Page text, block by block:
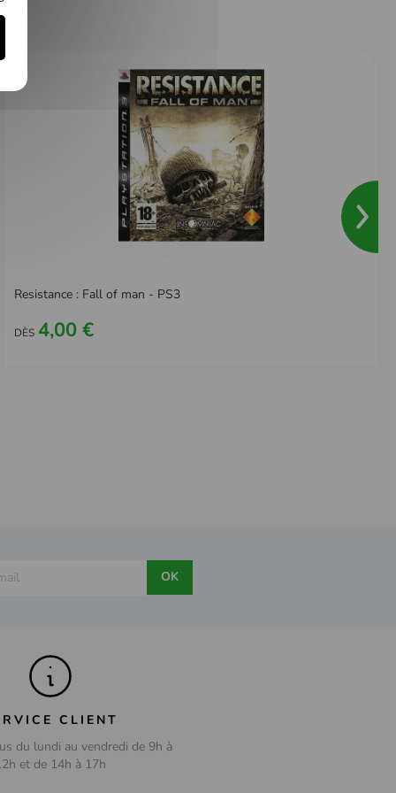
Resistance : Fall of man - PS3
DÈS 4,00 €
OK
CLIENT
du lundi au vendredi de 9h à
et de 14h à 17h